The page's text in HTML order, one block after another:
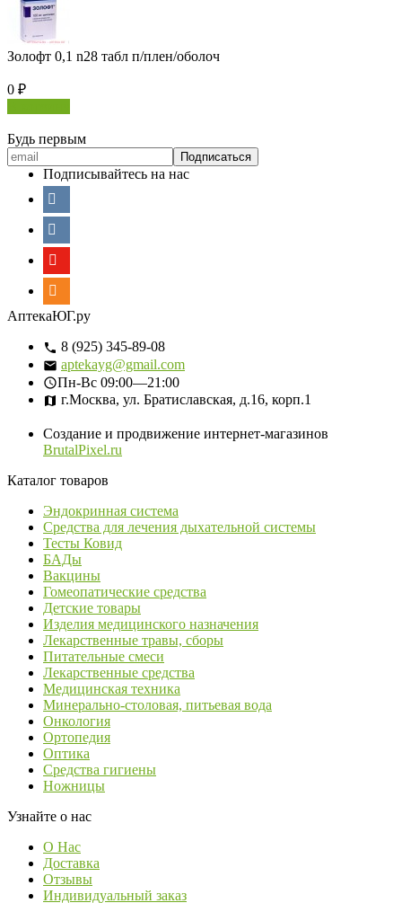
Золофт 0,1 n28 табл п/плен/оболоч
0 ₽
Будь первым
Подписывайтесь на нас
АптекаЮГ.ру
8 (925) 345-89-08
aptekayg@gmail.com
Пн-Вс 09:00—21:00
г.Москва, ул. Братиславская, д.16, корп.1
Создание и продвижение интернет-магазинов
BrutalPixel.ru
Каталог товаров
Эндокринная система
Средства для лечения дыхательной системы
Тесты Ковид
БАДы
Вакцины
Гомеопатические средства
Детские товары
Изделия медицинского назначения
Лекарственные травы, сборы
Питательные смеси
Лекарственные средства
Медицинская техника
Минерально-столовая, питьевая вода
Онкология
Ортопедия
Оптика
Средства гигиены
Ножницы
Узнайте о нас
О Нас
Доставка
Отзывы
Индивидуальный заказ